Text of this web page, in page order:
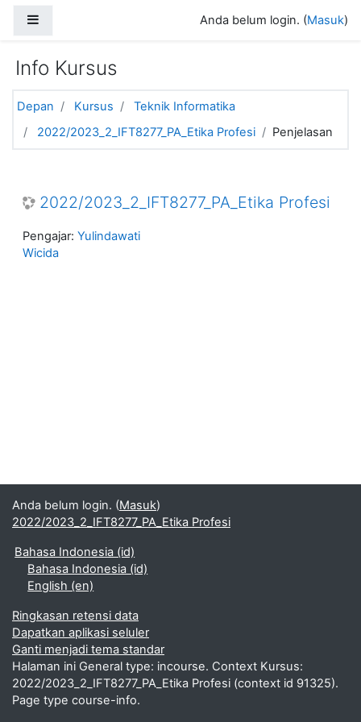
Anda belum login. (Masuk)
Info Kursus
Depan Kursus
Teknik Informatika
2022/2023_2_IFT8277_PA_Etika Profesi
Penjelasan
2022/2023_2_IFT8277_PA_Etika Profesi
Pengajar: Yulindawati
Wicida
Anda belum login. (Masuk)
2022/2023_2_IFT8277_PA_Etika Profesi
Bahasa Indonesia ‎(id)‎
Bahasa Indonesia ‎(id)‎
English ‎(en)‎
Ringkasan retensi data
Dapatkan aplikasi seluler
Ganti menjadi tema standar
Halaman ini General type: incourse. Context Kursus:
2022/2023_2_IFT8277_PA_Etika Profesi (context id 91325).
Page type course-info.